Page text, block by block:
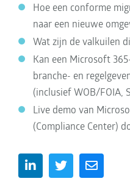
Hoe een conforme
naar een nieuwe
Wat zijn de valkuilen
Kan een Microsoft
branche- en
(inclusief WOB/FOIA,
Live demo van
(Compliance Center)